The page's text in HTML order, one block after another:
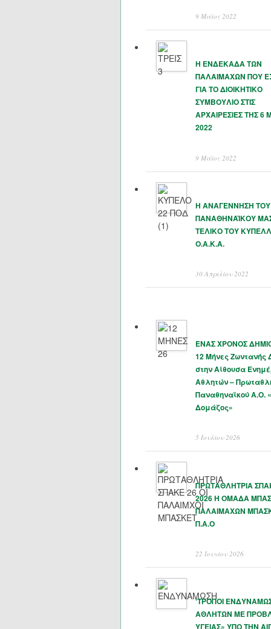
9 Μάϊος 2022
Η ΕΝΔΕΚΑΔΑ ΤΩΝ
ΠΑΛΑΙΜΑΧΩΝ ΠΟΥ
ΓΙΑ ΤΟ ΔΙΟΙΚΗΤΙΚΟ
ΣΥΜΒΟΥΛΙΟ ΣΤΙΣ
ΑΡΧΑΙΡΕΣΙΕΣ ΤΗΣ 6
2022
9 Μάϊος 2022
Η ΑΝΑΓΕΝΝΗΣΗ ΤΟΥ
ΠΑΝΑΘΗΝΑΪΚΟΥ
ΤΕΛΙΚΟ ΤΟΥ
Ο.Α.Κ.Α.
30 Απριλίου 2022
ΕΝΑΣ ΧΡΟΝΟΣ
12 Μήνες Ζωντανής
στην Αίθουσα
Αθλητών –
Παναθηναϊκού Α.Ο.
Δομάζος»
5 Ιουλίου 2026
ΠΡΩΤΑΘΛΗΤΡΙΑ
2026 Η ΟΜΑΔΑ
ΠΑΛΑΙΜΑΧΩΝ
Π.Α.Ο
22 Ιουνίου 2026
‘ΤΡΟΠΟΙ
ΑΘΛΗΤΩΝ ΜΕ
ΥΓΕΙΑΣ» ΥΠΟ ΤΗΝ